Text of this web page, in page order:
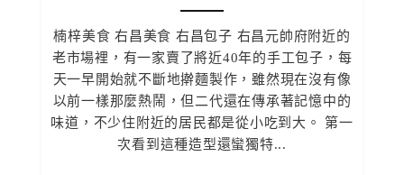
楠梓美食 右昌美食 右昌包子 右昌元帥府附近的
老市場裡，有一家賣了將近40年的手工包子，每
天一早開始就不斷地擀麵製作，雖然現在沒有像
以前一樣那麼熱鬧，但二代還在傳承著記憶中的
味道，不少住附近的居民都是從小吃到大。 第一
次看到這種造型還蠻獨特...